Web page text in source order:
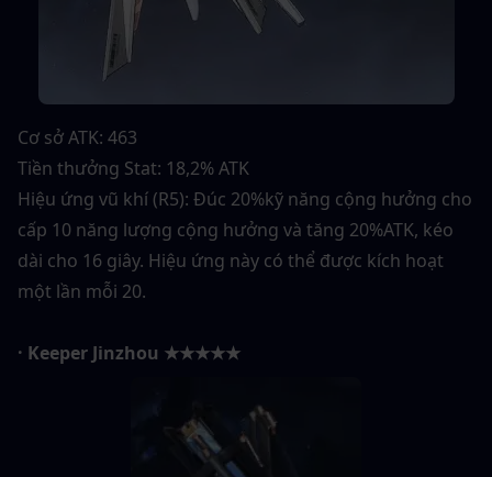
Cơ sở ATK: 463
Tiền thưởng Stat: 18,2% ATK
Hiệu ứng vũ khí (R5): Đúc 20%kỹ năng cộng hưởng cho
cấp 10 năng lượng cộng hưởng và tăng 20%ATK, kéo
dài cho 16 giây. Hiệu ứng này có thể được kích hoạt
một lần mỗi 20.
· Keeper Jinzhou ★★★★★